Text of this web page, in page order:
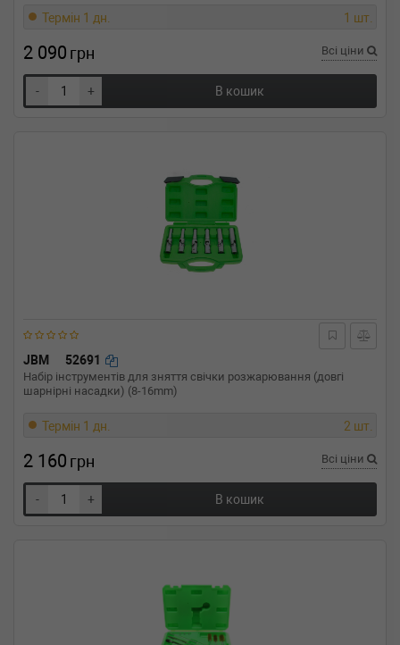
Термін 1 дн. 1 шт.
2 090 грн Всі ціни
- + В кошик
JBM 52691
Набір інструментів для зняття свічки розжарювання (довгі
шарнірні насадки) (8-16mm)
Термін 1 дн. 2 шт.
2 160 грн Всі ціни
- + В кошик